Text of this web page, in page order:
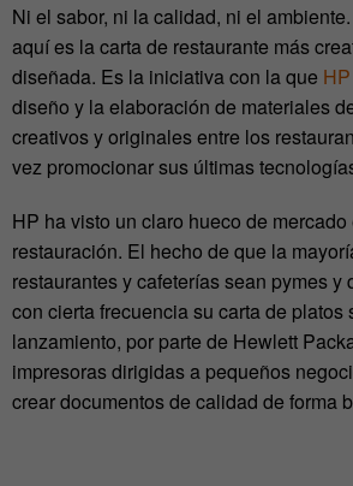
Ni el sabor, ni la calidad, ni el
aquí es la carta de restaurante más
diseñada. Es la iniciativa con la que HP
diseño y la elaboración de materiales
creativos y originales entre los
vez promocionar sus últimas
HP ha visto un claro hueco de
restauración. El hecho de que la
restaurantes y cafeterías sean pymes y
con cierta frecuencia su carta de platos
lanzamiento, por parte de Hewlett
impresoras dirigidas a pequeños
crear documentos de calidad de forma